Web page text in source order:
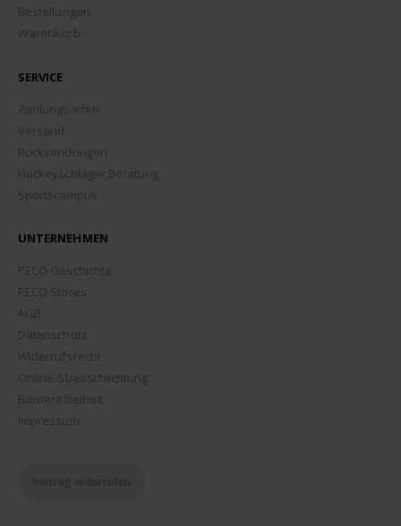
Bestellungen
Warenkorb
SERVICE
Zahlungsarten
Versand
Rücksendungen
Hockeyschläger Beratung
Sportscampus
UNTERNEHMEN
PECO Geschichte
PECO Stores
AGB
Datenschutz
Widerrufsrecht
Online-Streitschlichtung
Barrierefreiheit
Impressum
Vertrag widerrufen